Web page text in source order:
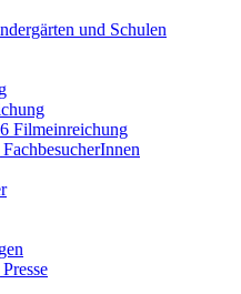
und Schulen
Filmeinreichung